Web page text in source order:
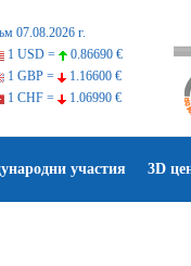
07.08.2026 г.
1 USD =
0.86690 €
1 GBP =
1.16600 €
1 CHF =
1.06990 €
участия 3D